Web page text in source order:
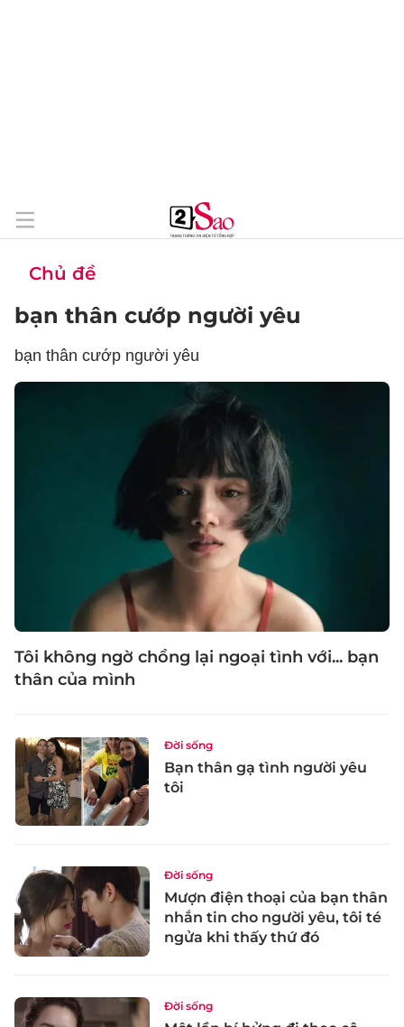
Chủ đề
bạn thân cướp người yêu
bạn thân cướp người yêu
Tôi không ngờ chồng lại ngoại tình với... bạn
thân của mình
Đời sống
Bạn thân gạ tình người yêu
tôi
Đời sống
Mượn điện thoại của bạn thân
nhắn tin cho người yêu, tôi té
ngửa khi thấy thứ đó
Đời sống